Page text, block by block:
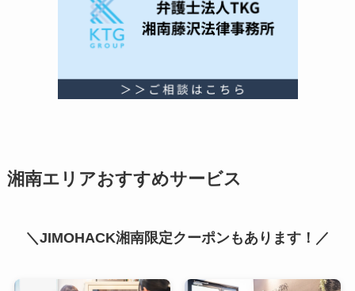
湘南エリアおすすめサービス
＼JIMOHACK湘南限定クーポンもあります！／